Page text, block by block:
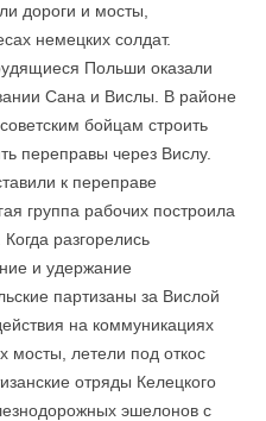
дороги и мосты,
немецких солдат.
Польши оказали
Сана и Вислы. В районе
бойцам строить
переправы через Вислу.
к переправе
группа рабочих построила
разгорелись
и удержание
партизаны за Вислой
на коммуникациях
мосты, летели под откос
отряды Келецкого
эшелонов с